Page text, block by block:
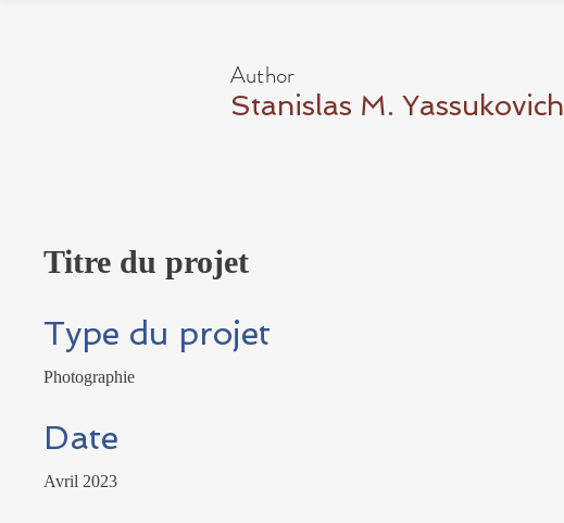
Stanislas M. Yassukovich
Author
Titre du projet
Type du projet
Photographie
Date
Avril 2023